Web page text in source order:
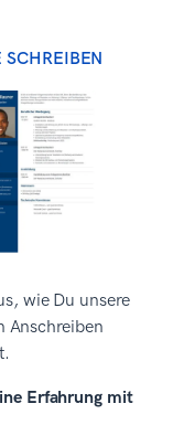
SCHREIBEN
wie Du unsere
Anschreiben
Erfahrung mit